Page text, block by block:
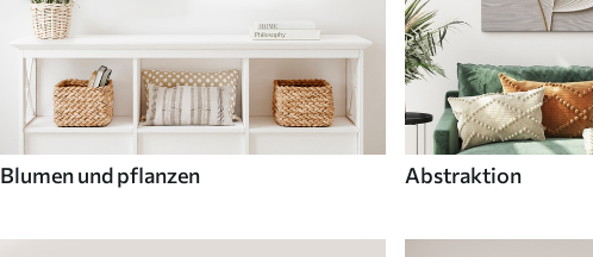
Blumen und pflanzen Abstraktion